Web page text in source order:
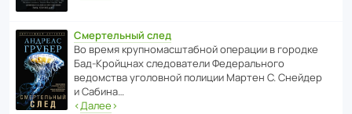
Смертельный след
Во время круп­но­мас­ш­та­бной операции в городке
Бад‑Крой­цнах следо­ва­тели Феде­раль­ного
ведомства уголо­вной полиции Мартен С. Снейдер
и Сабина…
‹Далее›